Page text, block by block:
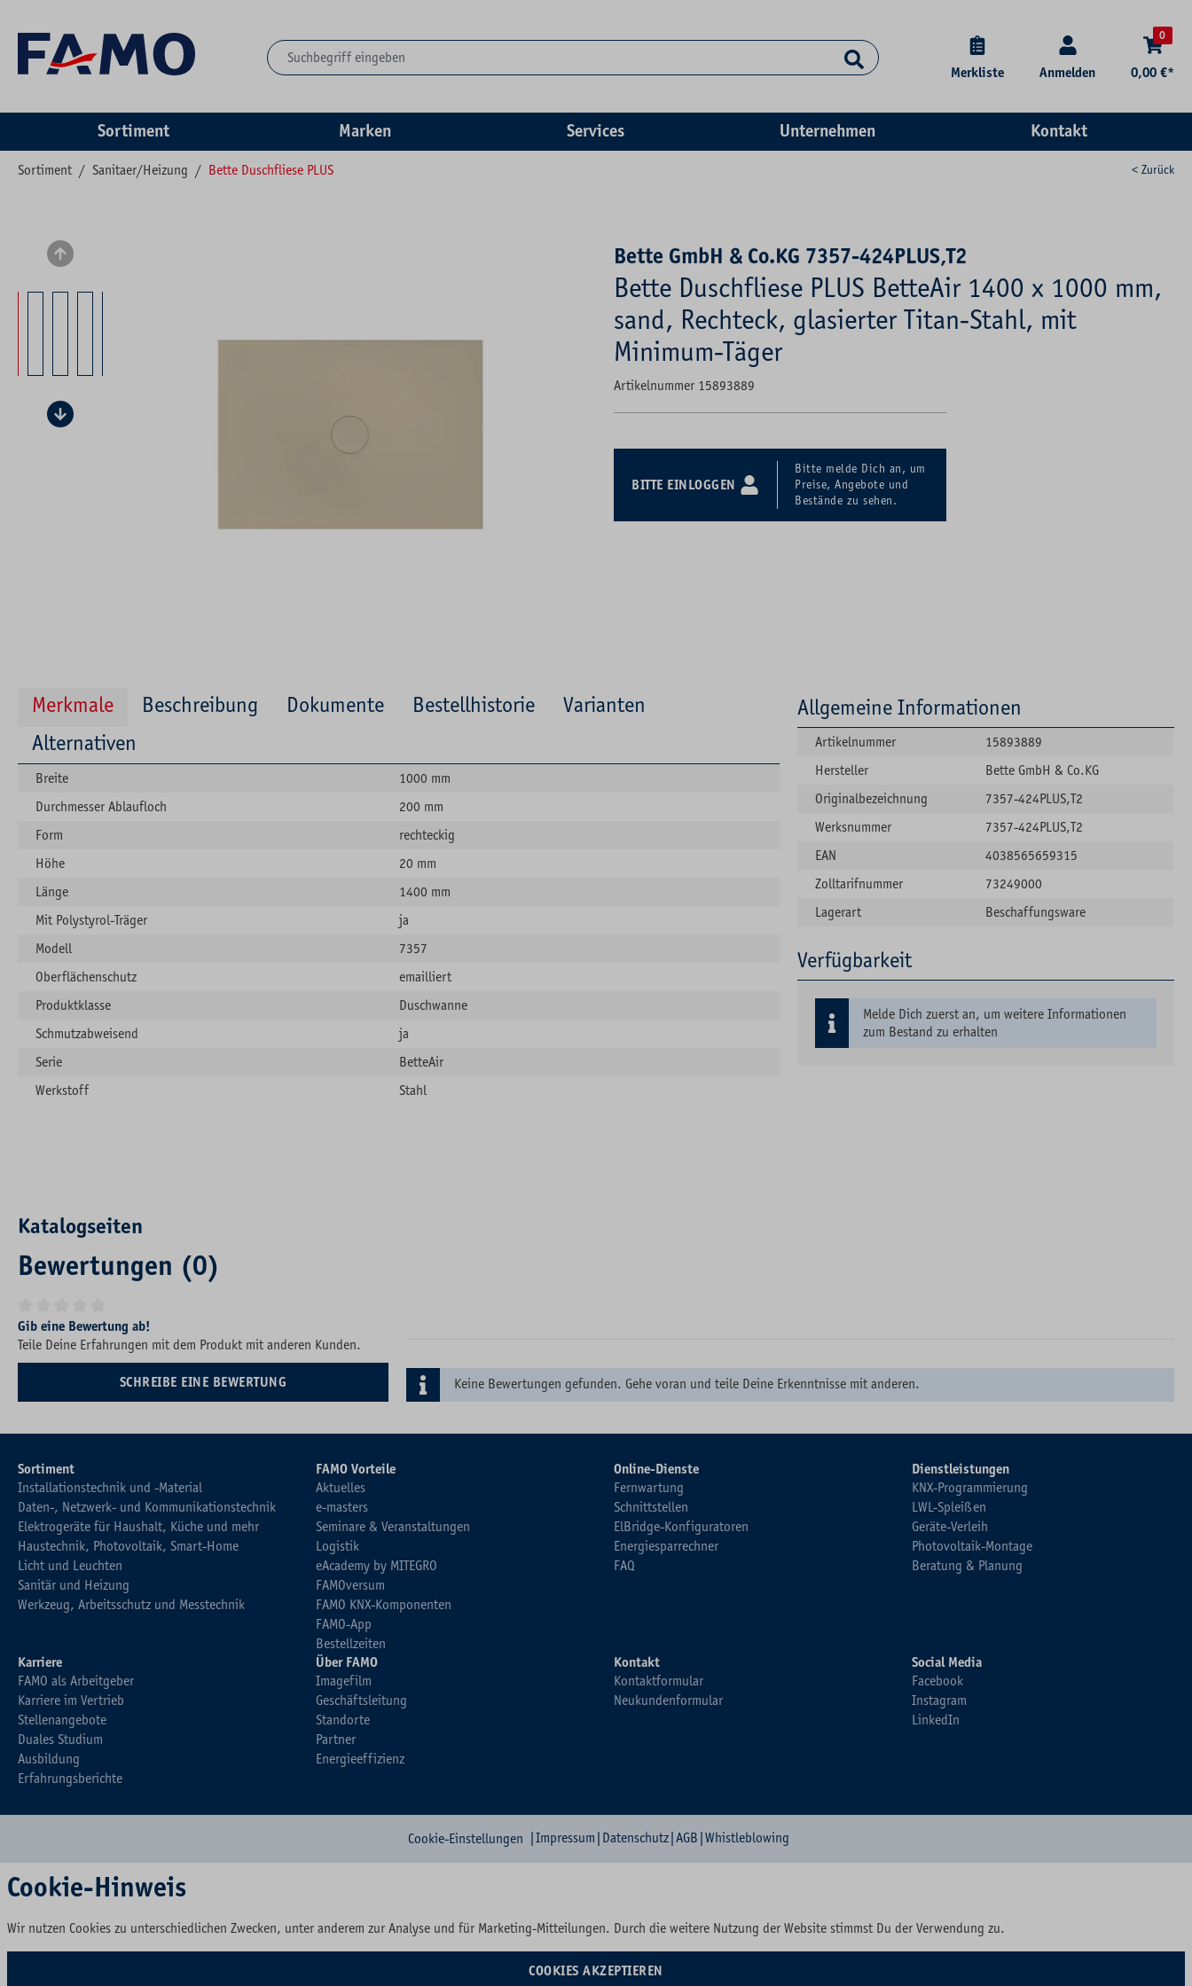
Merkliste Anmelden
0
0,00 €*
Sortiment Marken Services Unternehmen Kontakt
Sortiment / Sanitaer/Heizung / Bette Duschfliese PLUS < Zurück
Bildergalerie überspringen Bette GmbH & Co.KG 7357-424PLUS,T2
Bette Duschfliese PLUS BetteAir 1400 x 1000 mm,
sand, Rechteck, glasierter Titan-Stahl, mit
Minimum-Täger
Artikelnummer 15893889
BITTE EINLOGGEN
Bitte melde Dich an, um
Preise, Angebote und
Bestände zu sehen.
Merkmale Beschreibung Dokumente Bestellhistorie
Varianten
Alternativen
Breite
1000 mm
Durchmesser Ablaufloch
200 mm
Form
rechteckig
Höhe
20 mm
Länge
1400 mm
Mit Polystyrol-Träger
ja
Modell
7357
Oberflächenschutz
emailliert
Produktklasse
Duschwanne
Schmutzabweisend
ja
Serie
BetteAir
Werkstoff
Stahl
Allgemeine Informationen
Artikelnummer
15893889
Hersteller
Bette GmbH & Co.KG
Originalbezeichnung
7357-424PLUS,T2
Werksnummer
7357-424PLUS,T2
EAN
4038565659315
Zolltarifnummer
73249000
Lagerart
Beschaffungsware
Verfügbarkeit
Melde Dich zuerst an, um weitere Informationen
zum Bestand zu erhalten
Katalogseiten
Bewertungen (0)
Durchschnittliche Bewertung von 0 von 5 Sternen
Gib eine Bewertung ab!
Teile Deine Erfahrungen mit dem Produkt mit anderen Kunden.
SCHREIBE EINE BEWERTUNG Keine Bewertungen gefunden. Gehe voran und teile Deine Erkenntnisse mit anderen.
Sortiment
Installationstechnik und -Material
Daten-, Netzwerk- und Kommunikationstechnik
Elektrogeräte für Haushalt, Küche und mehr
Haustechnik, Photovoltaik, Smart-Home
Licht und Leuchten
Sanitär und Heizung
Werkzeug, Arbeitsschutz und Messtechnik
FAMO Vorteile
Aktuelles
e-masters
Seminare & Veranstaltungen
Logistik
eAcademy by MITEGRO
FAMOversum
FAMO KNX-Komponenten
FAMO-App
Bestellzeiten
Online-Dienste
Fernwartung
Schnittstellen
ElBridge-Konfiguratoren
Energiesparrechner
FAQ
Dienstleistungen
KNX-Programmierung
LWL-Spleißen
Geräte-Verleih
Photovoltaik-Montage
Beratung & Planung
Karriere
FAMO als Arbeitgeber
Karriere im Vertrieb
Stellenangebote
Duales Studium
Ausbildung
Erfahrungsberichte
Über FAMO
Imagefilm
Geschäftsleitung
Standorte
Partner
Energieeffizienz
Kontakt
Kontaktformular
Neukundenformular
Social Media
Facebook
Instagram
LinkedIn
Cookie-Einstellungen Impressum Datenschutz AGB Whistleblowing
Cookie-Hinweis
Wir nutzen Cookies zu unterschiedlichen Zwecken, unter anderem zur Analyse und für Marketing-Mitteilungen. Durch die weitere Nutzung der Website stimmst Du der Verwendung zu.
COOKIES AKZEPTIEREN